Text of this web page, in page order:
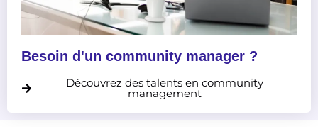
Besoin d'un community manager ?
Découvrez des talents en community
management